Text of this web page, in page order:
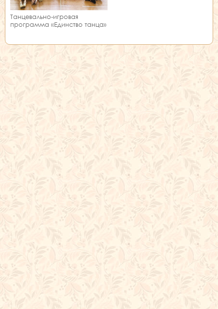
Танцевально-игровая
программа «Единство танца»